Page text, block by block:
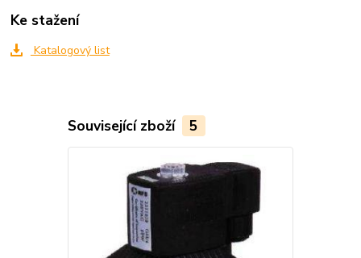
Ke stažení
Katalogový list
Související zboží 5